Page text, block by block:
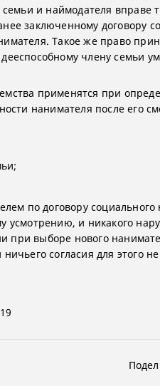
и наймодателя вправе
заключенному договору
Такое же право
члену семьи
применятся при
нанимателя после его
по договору социального
усмотрению, и никакого
при выборе нового
согласия для этого
19